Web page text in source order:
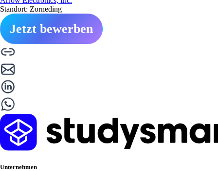
Standort: Zorneding
Jetzt bewerben
Unternehmen